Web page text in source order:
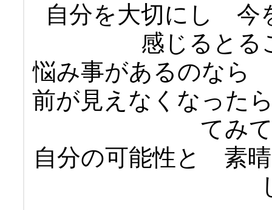
自分を大切にし 今
感じるとる
悩み事があるのなら
前が見えなくなった
てみ
自分の可能性と 素